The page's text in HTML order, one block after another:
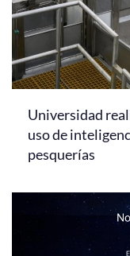
Universidad
uso de
pesquerías